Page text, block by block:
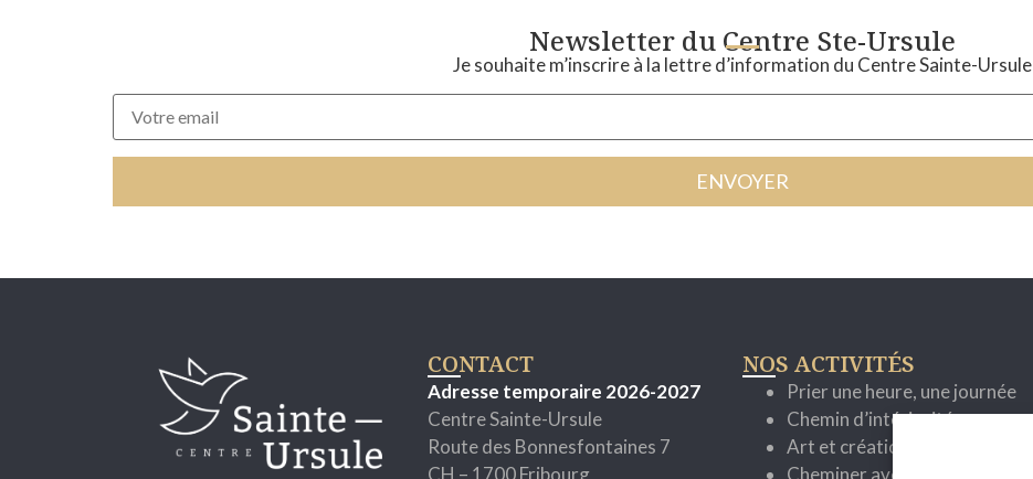
Newsletter du Centre Ste-Ursule
Je souhaite m’inscrire à la lettre d’information du Centre Sainte-Ursule
CONTACT
Adresse temporaire 2026-2027
Centre Sainte-Ursule
Route des Bonnesfontaines 7
CH – 1700 Fribourg
NOS ACTIVITÉS
Prier une heure, une journée
Chemin d’intériorité
Art et création
Cheminer avec la parole